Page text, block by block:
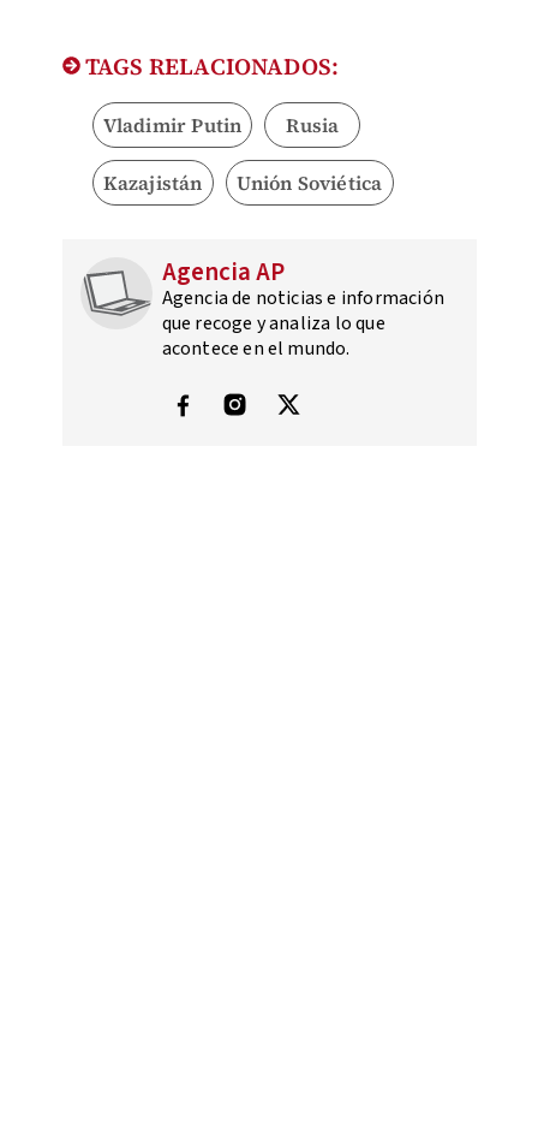
TAGS RELACIONADOS:
Vladimir Putin Rusia
Kazajistán Unión Soviética
Agencia AP
Agencia de noticias e información
que recoge y analiza lo que
acontece en el mundo.